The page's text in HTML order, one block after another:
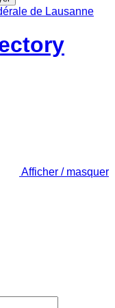
Afficher / masquer